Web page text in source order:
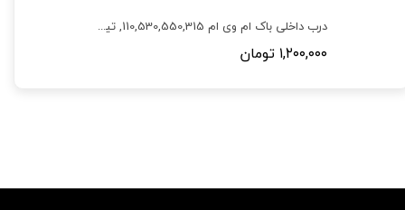
درب داخلی باک ام وی ام 110,530,550,315, تیگو 5,X33,110S
۱,۲۰۰,۰۰۰ تومان